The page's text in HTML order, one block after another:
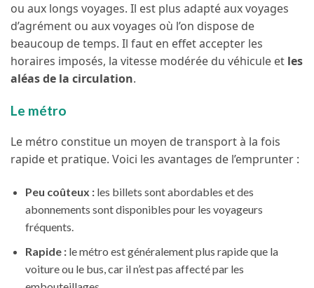
ou aux longs voyages. Il est plus adapté aux voyages
d’agrément ou aux voyages où l’on dispose de
beaucoup de temps. Il faut en effet accepter les
horaires imposés, la vitesse modérée du véhicule et les
aléas de la circulation.
Le métro
Le métro constitue un moyen de transport à la fois
rapide et pratique. Voici les avantages de l’emprunter :
Peu coûteux :les billets sont abordables et des
abonnements sont disponibles pour les voyageurs
fréquents.
Rapide :le métro est généralement plus rapide que la
voiture ou le bus, car il n’est pas affecté par les